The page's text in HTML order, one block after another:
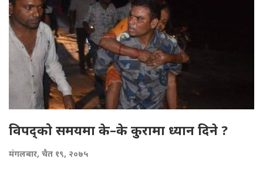
विपद्को समयमा के–के कुरामा ध्यान दिने ?
मंगलबार, चैत १९, २०७५